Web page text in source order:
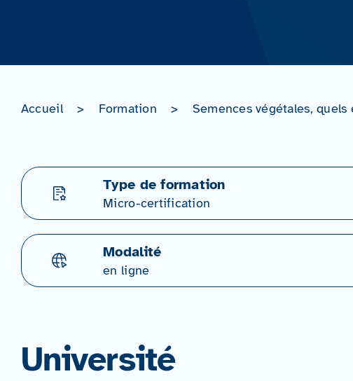
Accueil > Formation > Semences végétales,
Type de formation
Micro-certification
Modalité
en ligne
Université